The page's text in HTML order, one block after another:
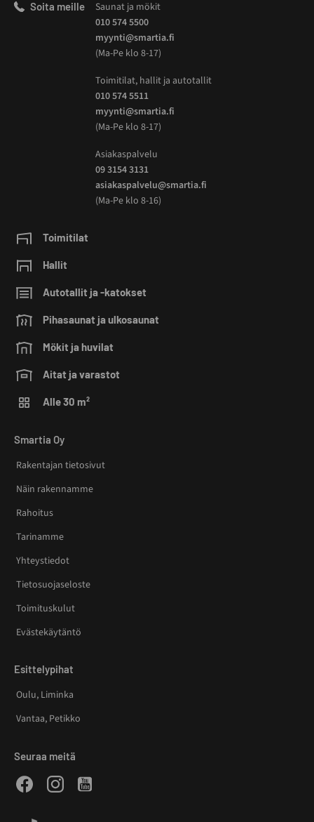
Soita meille
Saunat ja mökit
010 574 5500
myynti@smartia.fi
(Ma-Pe klo 8-17)
Toimitilat, hallit ja autotallit
010 574 5511
myynti@smartia.fi
(Ma-Pe klo 8-17)
Asiakaspalvelu
09 3154 3131
asiakaspalvelu@smartia.fi
(Ma-Pe klo 8-16)
Toimitilat
Hallit
Autotallit ja -katokset
Pihasaunat ja ulkosaunat
Mökit ja huvilat
Aitat ja varastot
Alle 30 m²
Smartia Oy
Rakentajan tietosivut
Näin rakennamme
Rahoitus
Tarinamme
Yhteystiedot
Tietosuojaseloste
Toimituskulut
Evästekäytäntö
Esittelypihat
Oulu, Liminka
Vantaa, Petikko
Seuraa meitä
FacebookInstagramYoutube